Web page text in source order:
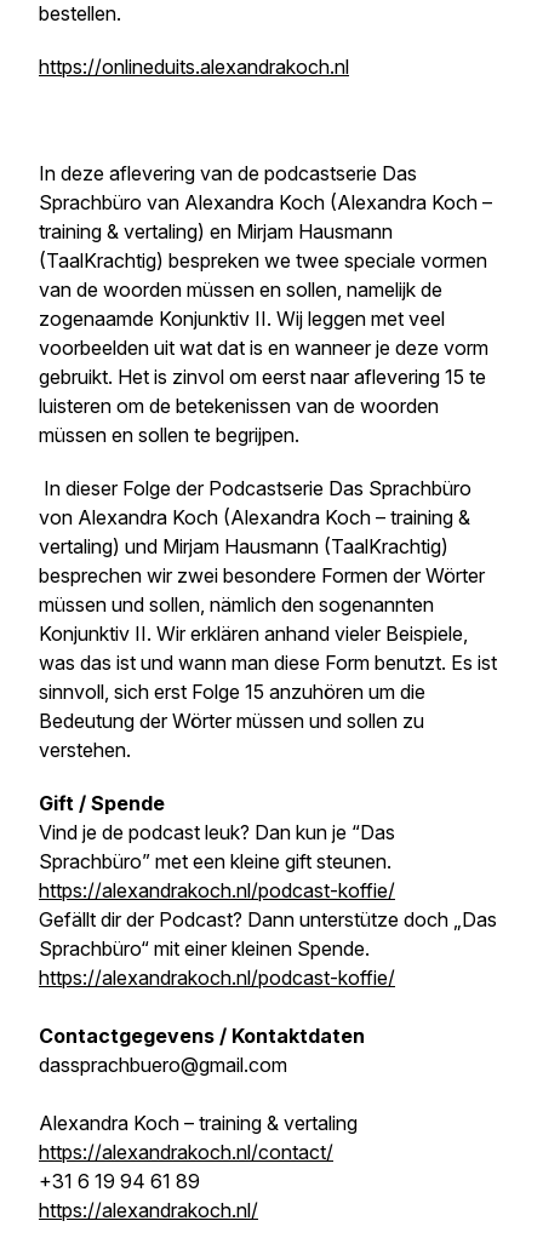
bestellen.
https://onlineduits.alexandrakoch.nl
In deze aflevering van de podcastserie Das
Sprachbüro van Alexandra Koch (Alexandra Koch –
training & vertaling) en Mirjam Hausmann
(TaalKrachtig) bespreken we twee speciale vormen
van de woorden müssen en sollen, namelijk de
zogenaamde Konjunktiv II. Wij leggen met veel
voorbeelden uit wat dat is en wanneer je deze vorm
gebruikt. Het is zinvol om eerst naar aflevering 15 te
luisteren om de betekenissen van de woorden
müssen en sollen te begrijpen.
In dieser Folge der Podcastserie Das Sprachbüro
von Alexandra Koch (Alexandra Koch – training &
vertaling) und Mirjam Hausmann (TaalKrachtig)
besprechen wir zwei besondere Formen der Wörter
müssen und sollen, nämlich den sogenannten
Konjunktiv II. Wir erklären anhand vieler Beispiele,
was das ist und wann man diese Form benutzt. Es ist
sinnvoll, sich erst Folge 15 anzuhören um die
Bedeutung der Wörtermüssen und sollen zu
verstehen.
Gift / Spende
Vind je de podcast leuk? Dan kun je “Das
Sprachbüro” met een kleine gift steunen.
https://alexandrakoch.nl/podcast-koffie/
Gefällt dir der Podcast? Dann unterstütze doch „Das
Sprachbüro“ mit einer kleinen Spende.
https://alexandrakoch.nl/podcast-koffie/
Contactgegevens / Kontaktdaten
dassprachbuero@gmail.com
Alexandra Koch – training & vertaling
https://alexandrakoch.nl/contact/
+31 6 19 94 61 89
https://alexandrakoch.nl/